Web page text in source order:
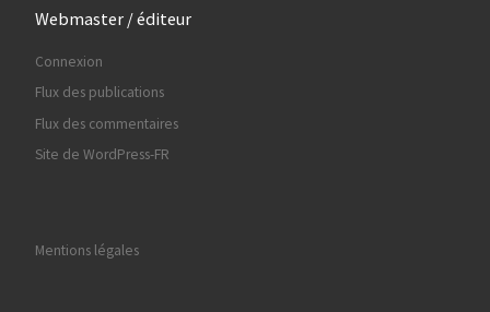
Webmaster / éditeur
Connexion
Flux des publications
Flux des commentaires
Site de WordPress-FR
Mentions légales